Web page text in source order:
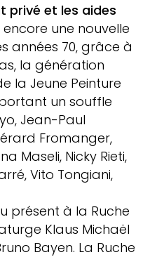
privé et les aides
encore une nouvelle
années 70, grâce à
la génération
la Jeune Peinture
un souffle
Jean-Paul
Fromanger,
Maseli, Nicky Rieti,
Vito Tongiani,
présent à la Ruche
Klaus Michaël
Bayen. La Ruche